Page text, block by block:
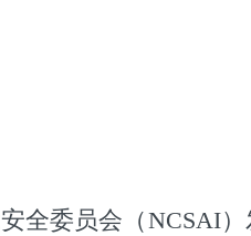
全委员会（NCSAI